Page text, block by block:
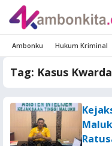
Ambonku Hukum Kriminal
Tag: Kasus